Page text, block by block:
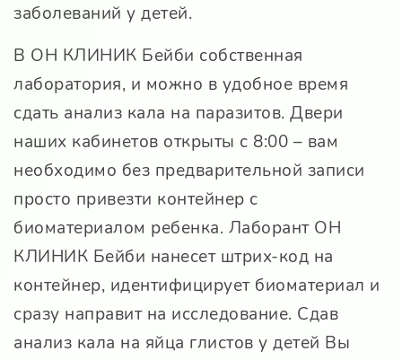
заболеваний у детей.
В ОН КЛИНИК Бейби собственная
лаборатория, и можно в удобное время
сдать анализ кала на паразитов. Двери
наших кабинетов открыты с 8:00 – вам
необходимо без предварительной записи
просто привезти контейнер с
биоматериалом ребенка. Лаборант ОН
КЛИНИК Бейби нанесет штрих-код на
контейнер, идентифицирует биоматериал и
сразу направит на исследование. Сдав
анализ кала на яйца глистов у детей Вы